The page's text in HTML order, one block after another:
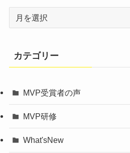
ブ
カテゴリー
MVP受賞者の声
MVP研修
What'sNew